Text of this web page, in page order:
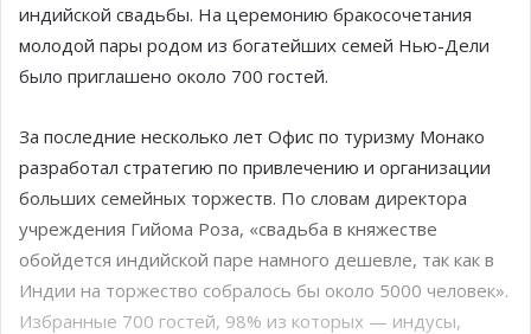
индийской свадьбы. На церемонию бракосочетания
молодой пары родом из богатейших семей Нью-Дели
было приглашено около 700 гостей.
За последние несколько лет Офис по туризму Монако
разработал стратегию по привлечению и организации
больших семейных торжеств. По словам директора
учреждения Гийома Роза, «свадьба в княжестве
обойдется индийской паре намного дешевле, так как в
Индии на торжество собралось бы около 5000 человек».
Избранные 700 гостей, 98% из которых — индусы,